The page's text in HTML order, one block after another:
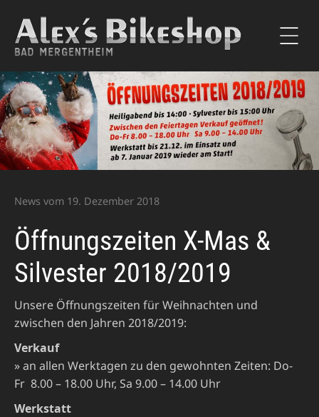
Alex’s Bikeshop
Motorradhändler Bad
Kawasaki Vertragshändler
News vom 19. Dezember 2018
Öffnungszeiten X-Mas &
Silvester 2018/2019
Unsere Öffnungszeiten für Weihnachten und
zwischen den Jahren 2018/2019:
Verkauf
» an allen Werktagen zu den gewohnten Zeiten: Do-
Fr 8.00 – 18.00 Uhr, Sa 9.00 – 14.00 Uhr
Werkstatt